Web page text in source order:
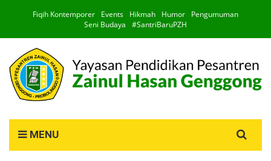
Fiqih Kontemporer Events Hikmah Humor
Pengumuman
Seni Budaya
#SantriBaruPZH
MENU
for: